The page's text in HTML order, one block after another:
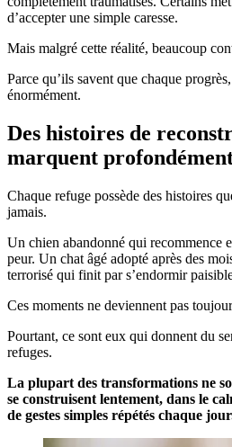
d’accepter une simple caresse.
Mais malgré cette réalité, beaucoup
Parce qu’ils savent que chaque
énormément.
Des histoires de
marquent
Chaque refuge possède des histoires
jamais.
Un chien abandonné qui recommence
peur. Un chat âgé adopté après des
terrorisé qui finit par s’endormir
Ces moments ne deviennent pas
Pourtant, ce sont eux qui donnent du
refuges.
La plupart des transformations ne
se construisent lentement, dans le
de gestes simples répétés chaque